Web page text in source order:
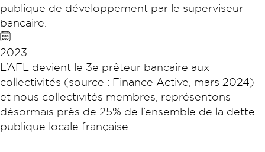
publique de développement par le superviseur
bancaire.
2023
L’AFL devient le 3e prêteur bancaire aux
collectivités (source : Finance Active, mars 2024)
et nous collectivités membres, représentons
désormais près de 25% de l’ensemble de la dette
publique locale française.